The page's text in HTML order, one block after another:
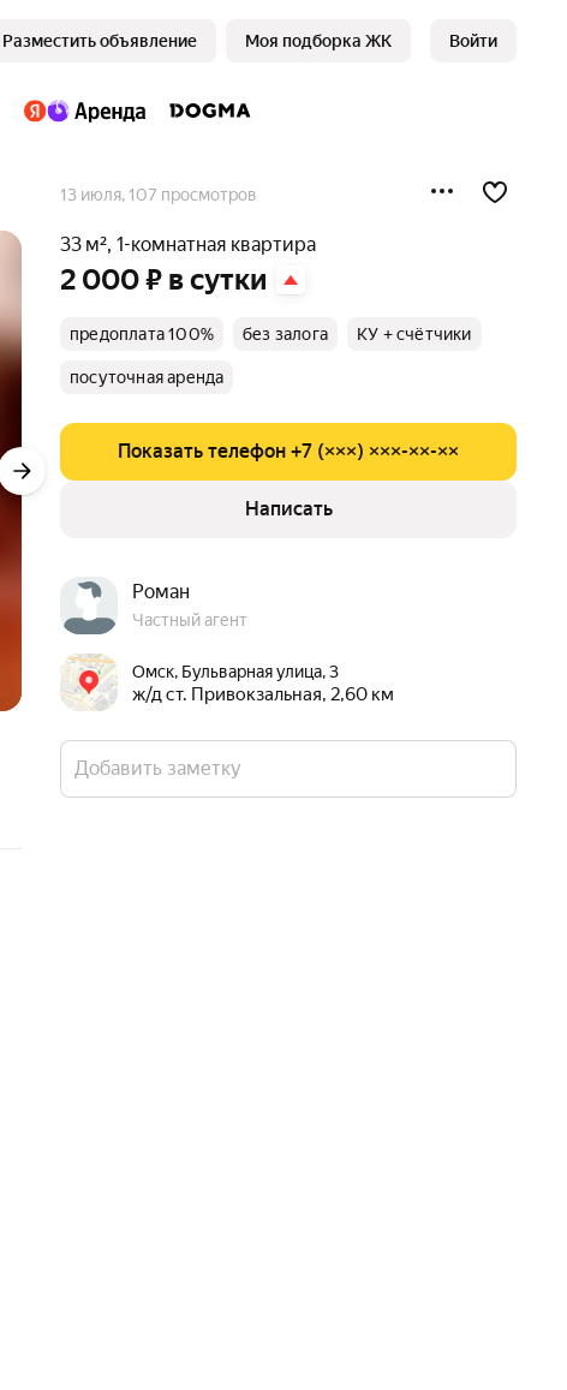
Разместить объявление Моя подборка ЖК Войти
13 июля, 107 просмотров
33 м², 1-комнатная квартира
2 000 ₽ в сутки
предоплата 100% без залога КУ + счётчики
посуточная аренда
Показать телефон +7 (×××) ×××-××-××
Написать
Омск, Бульварная улица, 3
ж/д ст. Привокзальная, 2,60 км
Роман
Частный агент
Добавить заметку